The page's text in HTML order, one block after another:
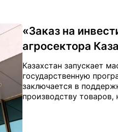
«Заказ на
агросектора
Казахстан запускает
государственную
заключается в
производству